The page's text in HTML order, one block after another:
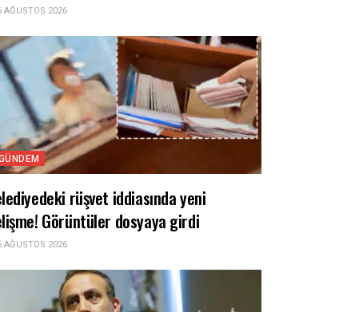
AĞUSTOS 2026
rüşvet iddiasında yeni
Görüntüler dosyaya girdi
AĞUSTOS 2026